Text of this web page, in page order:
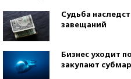
Судьба
завещаний
Бизнес уходит
закупают